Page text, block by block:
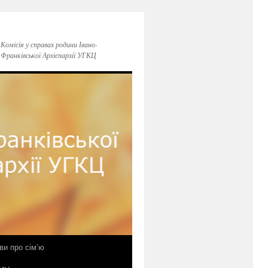
Комісія у справах родини Івано-
Франківської Архієпархії УГКЦ
про сім’ю